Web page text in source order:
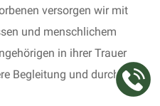
versorgen wir mit
und menschlichem
in ihrer Trauer
Begleitung und durch